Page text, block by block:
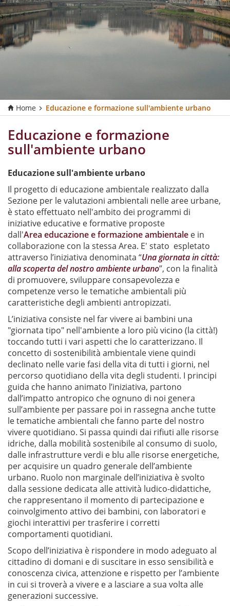
Home Educazione e formazione sull'ambiente urbano
Educazione e formazione
sull'ambiente urbano
Educazione sull'ambiente urbano
Il progetto di educazione ambientale realizzato dalla
Sezione per le valutazioni ambientali nelle aree urbane,
è stato effettuato nell'ambito dei programmi di
iniziative educative e formative proposte
dall'Area educazione e formazione ambientale e in
collaborazione con la stessa Area. E' stato espletato
attraverso l’iniziativa denominata “Una giornata in città:
alla scoperta del nostro ambiente urbano”, con la finalità
di promuovere, sviluppare consapevolezza e
competenze verso le tematiche ambientali più
caratteristiche degli ambienti antropizzati.
L’iniziativa consiste nel far vivere ai bambini una
"giornata tipo" nell'ambiente a loro più vicino (la città!)
toccando tutti i vari aspetti che lo caratterizzano. Il
concetto di sostenibilità ambientale viene quindi
declinato nelle varie fasi della vita di tutti i giorni, nel
percorso quotidiano della vita degli studenti. I principi
guida che hanno animato l’iniziativa, partono
dall’impatto antropico che ognuno di noi genera
sull’ambiente per passare poi in rassegna anche tutte
le tematiche ambientali che fanno parte del nostro
vivere quotidiano. Si passa quindi dai rifiuti alle risorse
idriche, dalla mobilità sostenibile al consumo di suolo,
dalle infrastrutture verdi e blu alle risorse energetiche,
per acquisire un quadro generale dell’ambiente
urbano. Ruolo non marginale dell’iniziativa è svolto
dalla sessione dedicata alle attività ludico-didattiche,
che rappresentano il momento di partecipazione e
coinvolgimento attivo dei bambini, con laboratori e
giochi interattivi per trasferire i corretti
comportamenti quotidiani.
Scopo dell’iniziativa è rispondere in modo adeguato al
cittadino di domani e di suscitare in esso sensibilità e
conoscenza civica, attenzione e rispetto per l’ambiente
in cui si troverà a vivere e a lasciare a sua volta alle
generazioni successive.